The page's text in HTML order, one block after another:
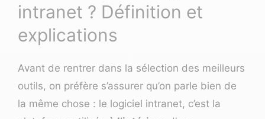
intranet ? Définition et
explications
Avant de rentrer dans la sélection des meilleurs
outils, on préfère s’assurer qu’on parle bien de
la même chose : le logiciel intranet, c’est la